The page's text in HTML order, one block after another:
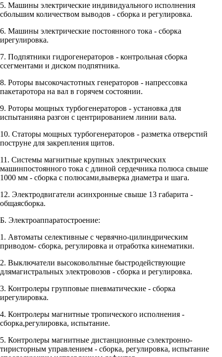
5. Машины электрические индивидуального исполнения
сбольшим количеством выводов - сборка и регулировка.
6. Машины электрические постоянного тока - сборка
ирегулировка.
7. Подпятники гидрогенераторов - контрольная сборка
ссегментами и диском подпятника.
8. Роторы высокочастотных генераторов - напрессовка
пакетаротора на вал в горячем состоянии.
9. Роторы мощных турбогенераторов - установка для
испытанияна разгон с центрированием линии вала.
10. Статоры мощных турбогенераторов - разметка отверстий
поструне для закрепления щитов.
11. Системы магнитные крупных электрических
машинпостоянного тока с длиной сердечника полюса свыше
1000 мм - сборка с полюсами,выверка диаметра и шага.
12. Электродвигатели асинхронные свыше 13 габарита -
общаясборка.
Б. Электроаппаратостроение:
1. Автоматы селективные с червячно-цилиндрическим
приводом- сборка, регулировка и отработка кинематики.
2. Выключатели высоковольтные быстродействующие
длямагистральных электровозов - сборка и регулировка.
3. Контролеры групповые пневматические - сборка
ирегулировка.
4. Контролеры магнитные тропического исполнения -
сборка,регулировка, испытание.
5. Контролеры магнитные дистанционные сэлектронно-
тиристорным управлением - сборка, регулировка, испытание